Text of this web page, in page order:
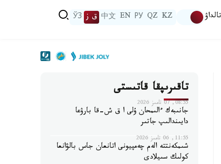
تالداۋ KZ
QZ
РУ
EN
中文 ق ز ЎЗ
تاقىرىپقا قاتىستى
08:55, 07 تامىز 2026
جانىبەك ءالىمحان ۇلى ا ق ش-قا بارۋعا
دايىندالىپ جاتىر
11:55, 06 تامىز 2026
شىمكەنتتە الەم چەمپيونى اتانعان جاس بالۋانعا
كولىك سىيلادى